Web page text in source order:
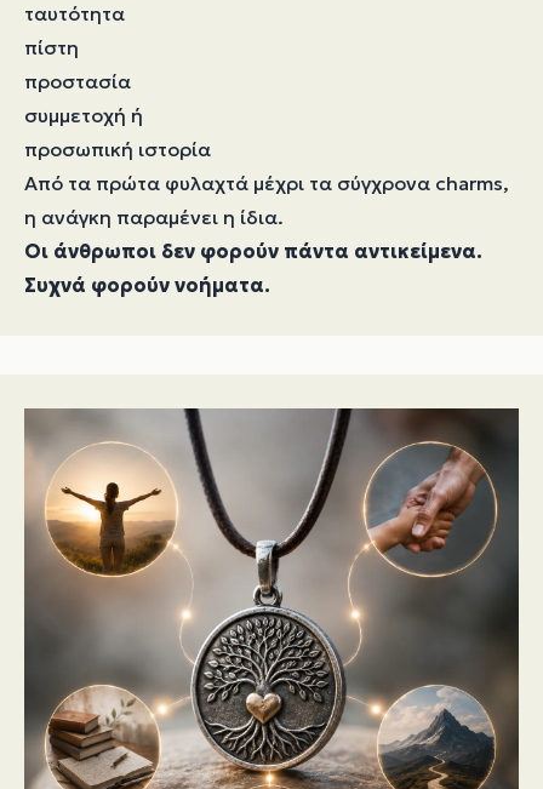
ταυτότητα
πίστη
προστασία
συμμετοχή ή
προσωπική ιστορία
Από τα πρώτα φυλαχτά μέχρι τα σύγχρονα charms,
η ανάγκη παραμένει η ίδια.
Οι άνθρωποι δεν φορούν πάντα αντικείμενα.
Συχνά φορούν νοήματα.